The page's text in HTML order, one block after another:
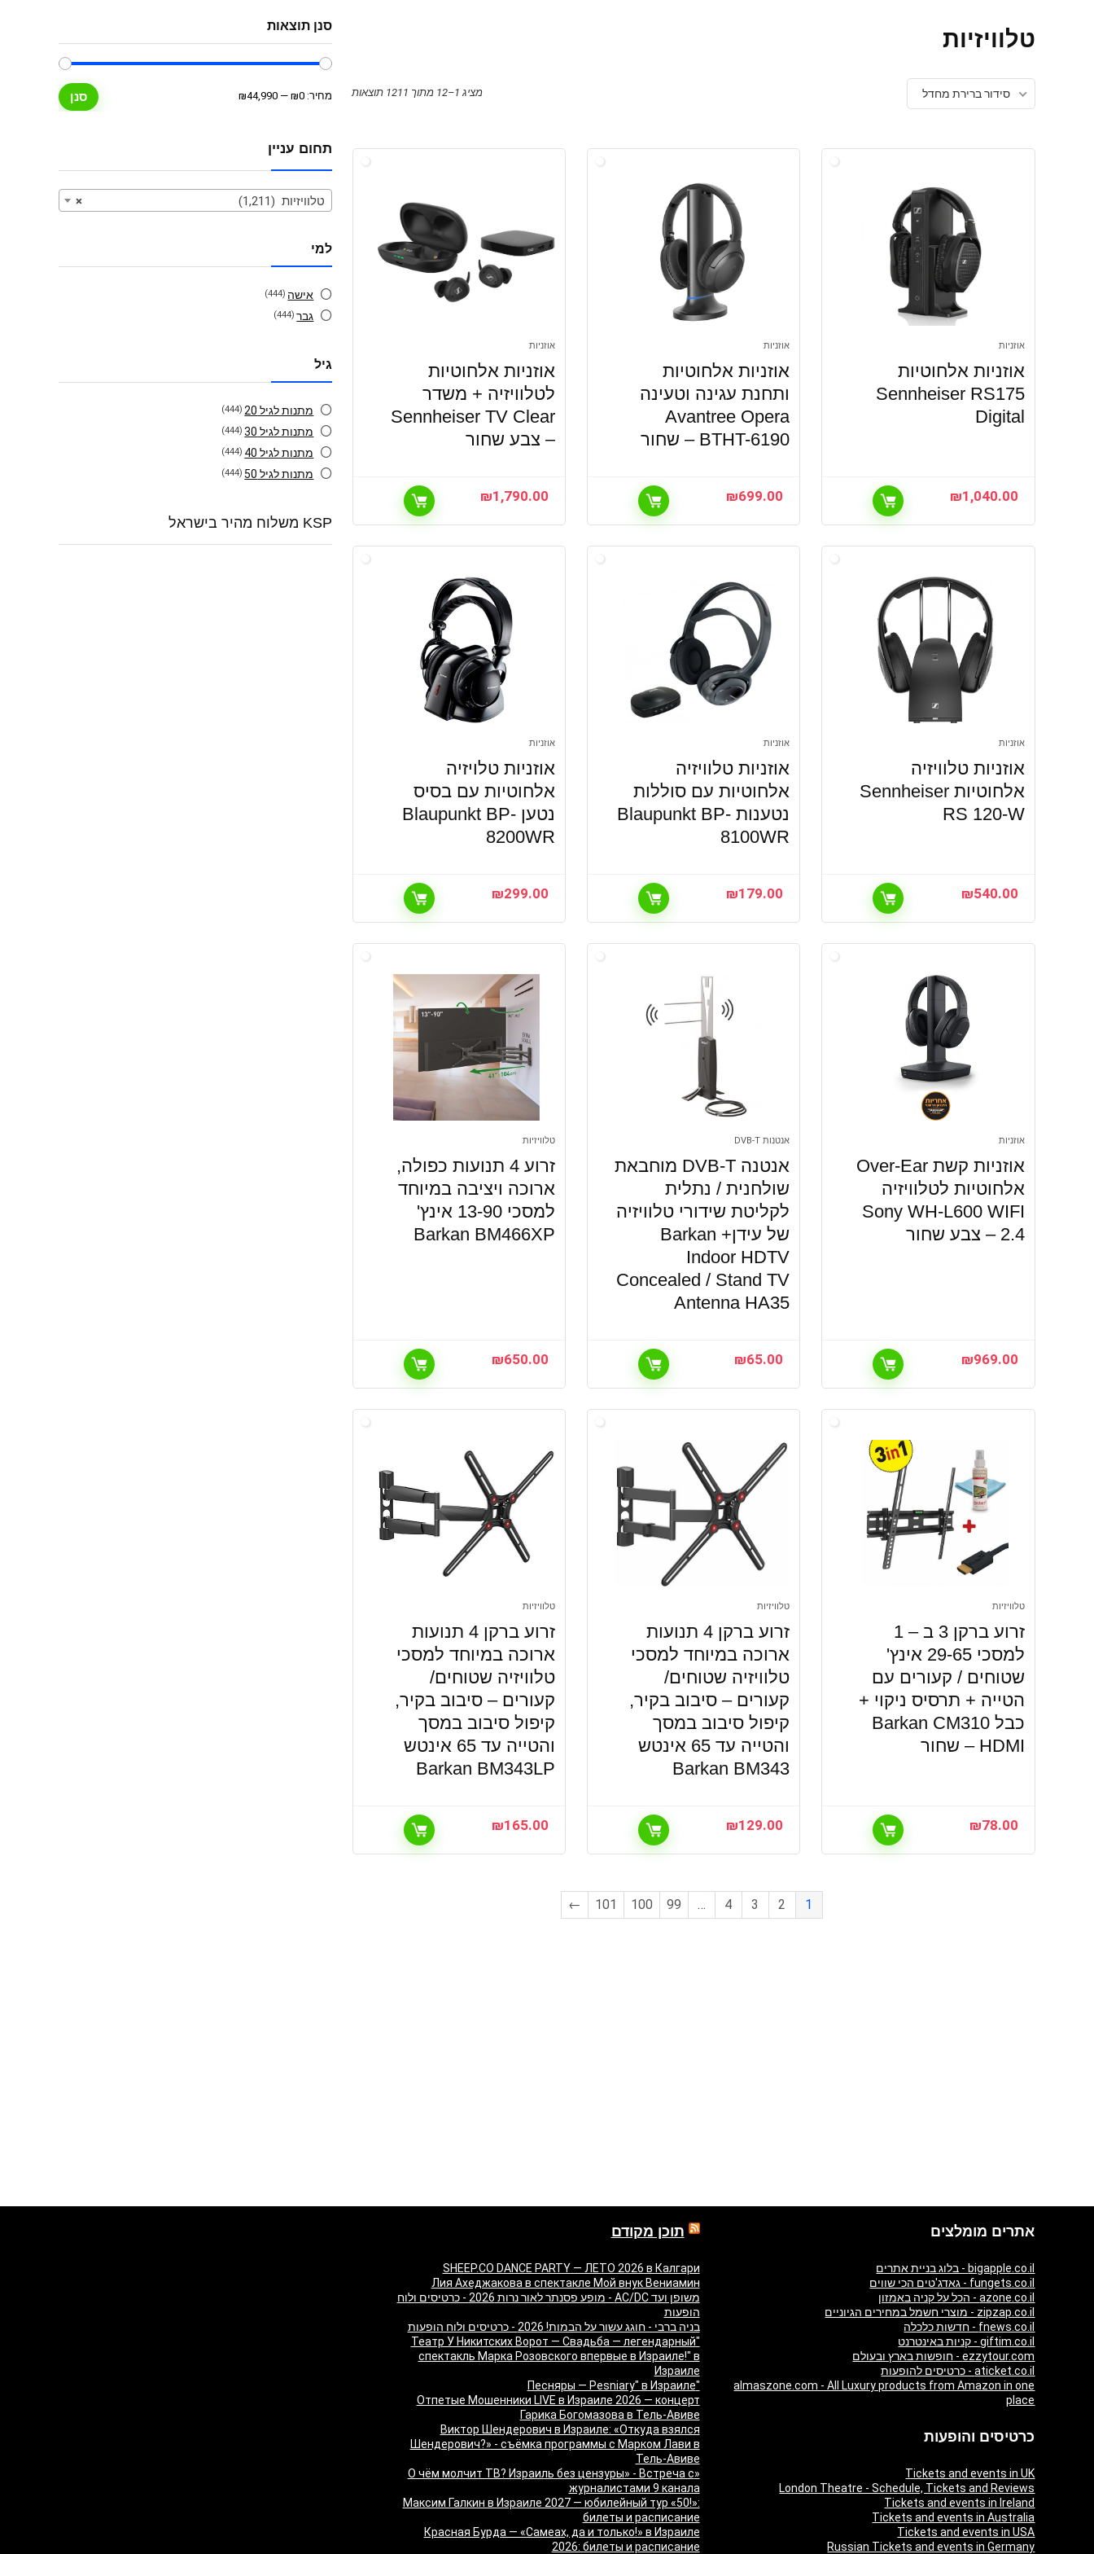
טלוויזיות
מציג 1–12 מתוך 1211 תוצאות סידור ברירת מחדל
אוזניות
אוזניות אלחוטיות
Sennheiser RS175
Digital
₪1,040.00
אוזניות
אוזניות אלחוטיות
ותחנת עגינה וטעינה
Avantree Opera
BTHT-6190 – שחור
₪699.00
אוזניות
אוזניות אלחוטיות
לטלוויזיה + משדר
Sennheiser TV Clear
– צבע שחור
₪1,790.00
אוזניות
אוזניות טלוויזיה
אלחוטיות Sennheiser
RS 120-W
₪540.00
אוזניות
אוזניות טלוויזיה
אלחוטיות עם סוללות
נטענות Blaupunkt BP-
8100WR
₪179.00
אוזניות
אוזניות טלויזיה
אלחוטיות עם בסיס
נטען Blaupunkt BP-
8200WR
₪299.00
אוזניות
אוזניות קשת Over-Ear
אלחוטיות לטלוויזיה
Sony WH-L600 WIFI
2.4 – צבע שחור
₪969.00
אנטנות DVB-T
אנטנה DVB-T מוחבאת
שולחנית / נתלית
לקליטת שידורי טלוויזיה
של עידן+ Barkan
Indoor HDTV
Concealed / Stand TV
Antenna HA35
₪65.00
טלוויזיות
זרוע 4 תנועות כפולה,
ארוכה ויציבה במיוחד
למסכי 13-90 אינץ'
Barkan BM466XP
₪650.00
טלוויזיות
זרוע ברקן 3 ב – 1
למסכי 29-65 אינץ'
שטוחים / קעורים עם
הטייה + תרסיס ניקוי +
כבל Barkan CM310
HDMI – שחור
₪78.00
טלוויזיות
זרוע ברקן 4 תנועות
ארוכה במיוחד למסכי
טלוויזיה שטוחים/
קעורים – סיבוב בקיר,
קיפול סיבוב במסך
והטייה עד 65 אינטש
Barkan BM343
₪129.00
טלוויזיות
זרוע ברקן 4 תנועות
ארוכה במיוחד למסכי
טלוויזיה שטוחים/
קעורים – סיבוב בקיר,
קיפול סיבוב במסך
והטייה עד 65 אינטש
Barkan BM343LP
₪165.00
1
2
3
4
…
99
100
101
←
סנן תוצאות
מחיר
מחיר סנן מחיר: ₪0
—
₪44,990
תחום עניין
× טלוויזיות (1,211)
למי
אישה (444)
גבר (444)
גיל
מתנות לגיל 20 (444)
מתנות לגיל 30 (444)
מתנות לגיל 40 (444)
מתנות לגיל 50 (444)
KSP משלוח מהיר בישראל
אתרים מומלצים
bigapple.co.il - בלוג בניית אתרים
fungets.co.il - גאדג'טים הכי שווים
azone.co.il - הכל על קניה באמזון
zipzap.co.il - מוצרי חשמל במחירים הגיוניים
fnews.co.il - חדשות כלכלה
giftim.co.il - קניות באינטרנט
ezzytour.com - חופשות בארץ ובעולם
aticket.co.il - כרטיסים להופעות
almaszone.com - All Luxury products from Amazon in one
place
כרטיסים והופעות
Tickets and events in UK
London Theatre - Schedule, Tickets and Reviews
Tickets and events in Ireland
Tickets and events in Australia
Tickets and events in USA
Russian Tickets and events in Germany
תוכן מקודם
SHEEP.CO DANCE PARTY — ЛЕТО 2026 в Калгари
Лия Ахеджакова в спектакле Мой внук Вениамин
משופן ועד AC/DC - מופע פסנתר לאור נרות 2026 - כרטיסים ולוח
הופעות
בניה ברבי - חוגג עשור על הבמות! 2026 - כרטיסים ולוח הופעות
"Театр У Никитских Ворот — Свадьба — легендарный
спектакль Марка Розовского впервые в Израиле!" в
Израиле
"Песняры — Pesniary" в Израиле
Отпетые Мошенники LIVE в Израиле 2026 — концерт
Гарика Богомазова в Тель-Авиве
Виктор Шендерович в Израиле: «Откуда взялся
Шендерович?» - съёмка программы с Марком Лави в
Тель-Авиве
«О чём молчит ТВ? Израиль без цензуры» - Встреча с
журналистами 9 канала
Максим Галкин в Израиле 2027 — юбилейный тур «50!»:
билеты и расписание
Красная Бурда — «Самеах, да и только!» в Израиле
2026: билеты и расписание